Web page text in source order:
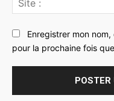
Enregistrer mon
pour la prochaine fois